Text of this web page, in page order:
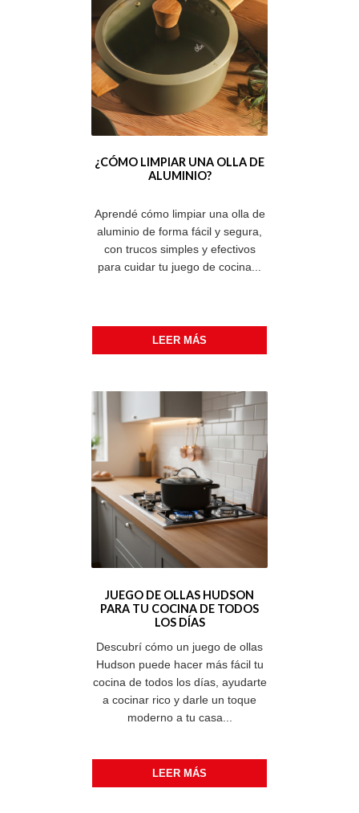
¿CÓMO LIMPIAR UNA OLLA DE
ALUMINIO?
Aprendé cómo limpiar una olla de
aluminio de forma fácil y segura,
con trucos simples y efectivos
para cuidar tu juego de cocina...
LEER MÁS
JUEGO DE OLLAS HUDSON
PARA TU COCINA DE TODOS
LOS DÍAS
Descubrí cómo un juego de ollas
Hudson puede hacer más fácil tu
cocina de todos los días, ayudarte
a cocinar rico y darle un toque
moderno a tu casa...
LEER MÁS